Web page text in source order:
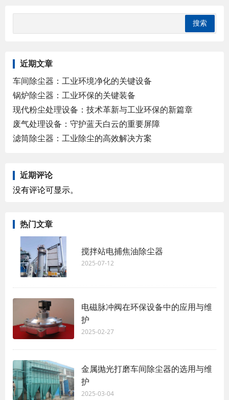
近期文章
车间除尘器：工业环境净化的关键设备
锅炉除尘器：工业环保的关键装备
现代粉尘处理设备：技术革新与工业环保的新篇章
废气处理设备：守护蓝天白云的重要屏障
滤筒除尘器：工业除尘的高效解决方案
近期评论
没有评论可显示。
热门文章
搅拌站电捕焦油除尘器
2025-07-12
电磁脉冲阀在环保设备中的应用与维
护
2025-02-27
金属抛光打磨车间除尘器的选用与维
护
2025-03-04